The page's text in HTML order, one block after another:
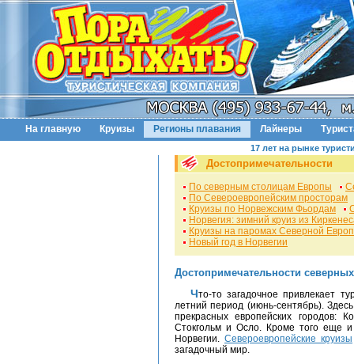
На главную Круизы Регионы плавания Лайнеры
17 лет на рынке
Достопримечательности
По северным столицам Европы
По Североевропейским просторам
Круизы по Норвежским Фьордам
Норвегия: зимний круиз из
Круизы на паромах Северной
Новый год в Норвегии
Достопримечательности
Что-то загадочное привлекает туристов к Северной Европе, такой популярной в
летний период (июнь-сентябрь).
прекрасных европейских городов:
Стокгольм и Осло. Кроме того еще
Норвегии. Североевропейские круизы
загадочный мир.